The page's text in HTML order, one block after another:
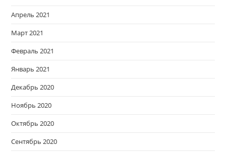
Апрель 2021
Март 2021
Февраль 2021
Январь 2021
Декабрь 2020
Ноябрь 2020
Октябрь 2020
Сентябрь 2020